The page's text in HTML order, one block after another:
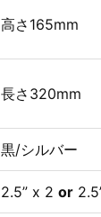
高さ165mm
長さ320mm
黒/シルバー
2.5” x 2 or